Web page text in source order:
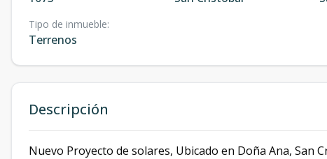
Tipo de inmueble:
Terrenos
Descripción
Nuevo Proyecto de solares, Ubicado en Doña Ana, San